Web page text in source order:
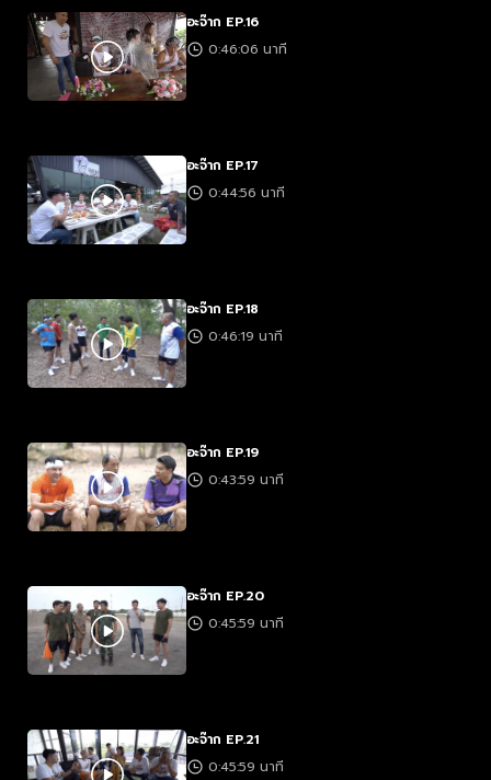
อะจ๊าก EP.16
0:46:06 นาที
อะจ๊าก EP.17
0:44:56 นาที
อะจ๊าก EP.18
0:46:19 นาที
อะจ๊าก EP.19
0:43:59 นาที
อะจ๊าก EP.20
0:45:59 นาที
อะจ๊าก EP.21
0:45:59 นาที